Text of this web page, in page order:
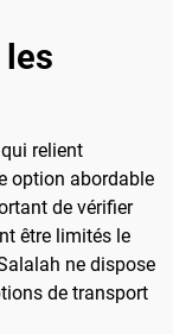
relient
option abordable
de vérifier
être limités le
ne dispose
de transport